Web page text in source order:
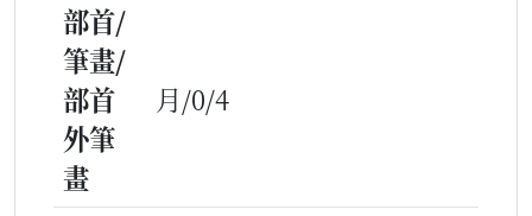
部首/
筆畫/
部首
外筆
畫
月/0/4